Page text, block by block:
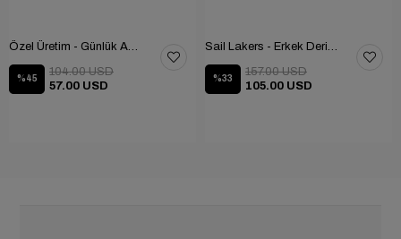
%45
57.00 USD
104.00 USD
%33
105.00 USD
157.00 USD